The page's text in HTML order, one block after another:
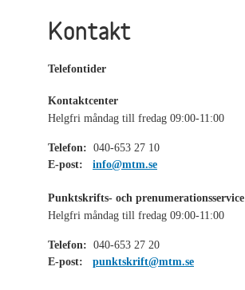
Kontakt
Telefontider
Kontaktcenter
Helgfri måndag till fredag 09:00-11:00
Telefon: 040-653 27 10
E-post:
info@mtm.se
Punktskrifts- och prenumerationsservice
Helgfri måndag till fredag 09:00-11:00
Telefon: 040-653 27 20
E-post:
punktskrift@mtm.se